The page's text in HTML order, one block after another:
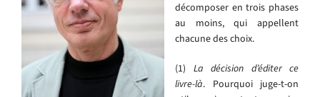
décomposer en trois phases
au moins, qui appellent
chacune des choix.
(1) La décision d’éditer ce
livre-là. Pourquoi juge-t-on